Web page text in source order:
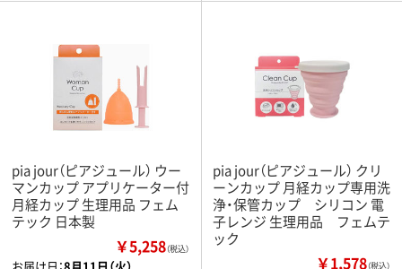
pia jour（ピアジュール） ウー
マンカップ アプリケーター付
月経カップ 生理用品 フェム
テック 日本製
￥5,258（税込）
pia jour（ピアジュール） クリ
ーンカップ 月経カップ専用洗
浄・保管カップ シリコン 電
子レンジ 生理用品 フェムテ
ック
￥1,578（税込）